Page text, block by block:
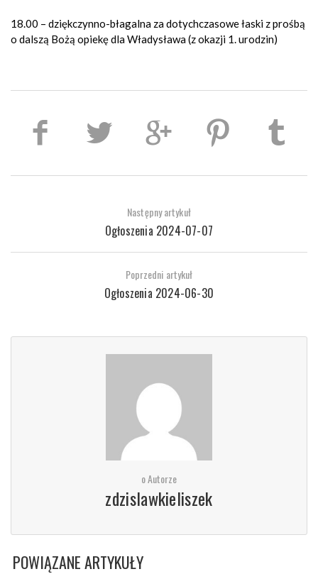
18.00 – dziękczynno-błagalna za dotychczasowe łaski z prośbą
o dalszą Bożą opiekę dla Władysława (z okazji 1. urodzin)
Następny artykuł
Ogłoszenia 2024-07-07
Poprzedni artykuł
Ogłoszenia 2024-06-30
o Autorze
zdzislawkieliszek
POWIĄZANE ARTYKUŁY